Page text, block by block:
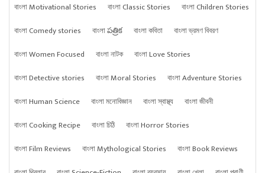
বাংলা Motivational Stories
বাংলা Classic Stories
বাংলা Children Stories
বাংলা Comedy stories
বাংলা పత్రిక বাংলা কবিতা
বাংলা ভ্রমণ বিবরণ
বাংলা Women Focused
বাংলা নাটক
বাংলা Love Stories
বাংলা Detective stories
বাংলা Moral Stories
বাংলা Adventure Stories
বাংলা Human Science
বাংলা মনোবিজ্ঞান বাংলা স্বাস্থ্য
বাংলা জীবনী
বাংলা Cooking Recipe
বাংলা চিঠি
বাংলা Horror Stories
বাংলা Film Reviews
বাংলা Mythological Stories
বাংলা Book Reviews